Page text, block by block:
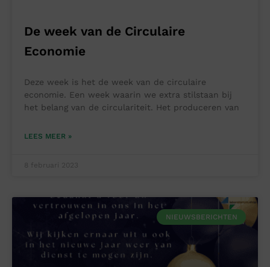
De week van de Circulaire
Economie
Deze week is het de week van de circulaire
economie. Een week waarin we extra stilstaan bij
het belang van de circulariteit. Het produceren van
LEES MEER »
8 februari 2023
NIEUWSBERICHTEN